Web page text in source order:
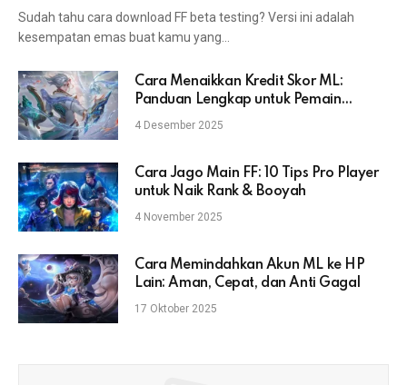
Sudah tahu cara download FF beta testing? Versi ini adalah
kesempatan emas buat kamu yang…
Cara Menaikkan Kredit Skor ML:
Panduan Lengkap untuk Pemain
Mobile Legends
4 Desember 2025
Cara Jago Main FF: 10 Tips Pro Player
untuk Naik Rank & Booyah
4 November 2025
Cara Memindahkan Akun ML ke HP
Lain: Aman, Cepat, dan Anti Gagal
17 Oktober 2025